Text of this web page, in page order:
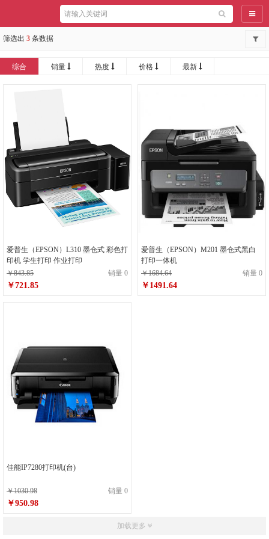
导航
筛选出 3 条数据
综合 销量 热度 价格 最新
爱普生（EPSON）L310 墨仓式 彩色打
印机 学生打印 作业打印
￥843.85
销量 0
￥721.85
爱普生（EPSON）M201 墨仓式黑白
打印一体机
￥1684.64
销量 0
￥1491.64
佳能IP7280打印机(台)
￥1030.98 销量 0
￥950.98
加载更多